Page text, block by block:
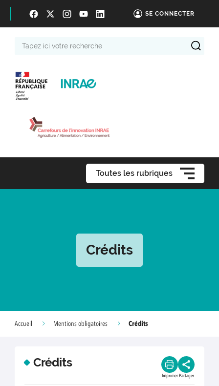
SE CONNECTER
Toutes les rubriques
Crédits
Accueil Mentions obligatoires Crédits
Crédits
Imprimer Partager